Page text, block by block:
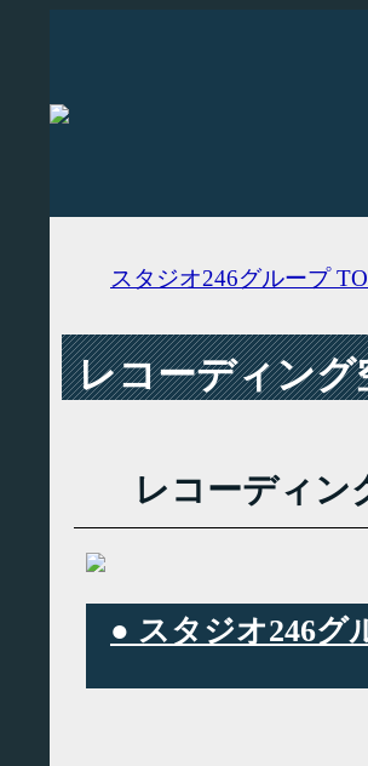
スタジオ246グループ
レコーディング
レコーディン
● スタジオ246